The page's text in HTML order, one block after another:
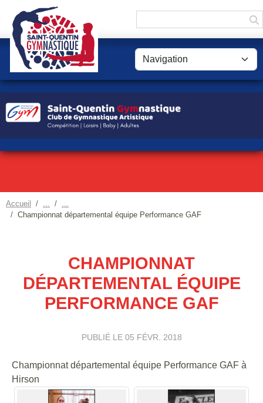
Accueil
Championnat départemental équipe Performance GAF
CHAMPIONNAT
DÉPARTEMENTAL ÉQUIPE
PERFORMANCE GAF
PUBLIÉ LE 05 FÉVR. 2018
Championnat départemental équipe Performance GAF à
Hirson
Panneau de gestion des cookies